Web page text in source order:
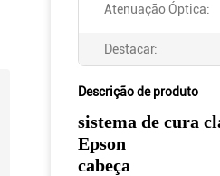
Atenuação Óptica:
Destacar:
Descrição de produto
sistema de cura
Epson
cabeça